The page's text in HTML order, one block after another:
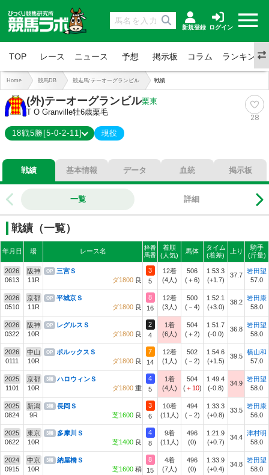
新規登録 ログイン
TOP レース ニュース 予想 掲示板 コラム ランキング
Home 競馬DB 競走馬:テーオーグランビル 戦績
(外)テーオーグランビル栗東
T O Granville牡6歳栗毛
28
18戦5勝[5-0-2-11]
現役
総合成績 5-0-2-11
28%
28%
複勝 39%
戦績 基本情報 データ 血統 掲示板
一覧 詳細
戦績（一覧）
年月日 場 レース名
枠番
馬番
着順
(人気)
馬体
タイム
(着差)
上り
騎手
(斤量)
2026
0613
阪神
11R
OP
三宮Ｓ
ダ1800 良
3
5
12着
(4人)
506
(＋6)
1:53.3
(+1.7)
37.7
岩田望
57.0
2026
0510
京都
11R
OP
平城京Ｓ
ダ1800 良
8
16
12着
(3人)
500
(－4)
1:52.1
(+3.0)
38.2
岩田康
58.0
2026
0322
阪神
10R
OP
レグルスＳ
ダ1800 良
2
4
1着
(6人)
504
(＋2)
1:51.7
(-0.0)
36.8
岩田望
58.0
2026
0111
中山
10R
OP
ポルックスＳ
ダ1800 良
7
14
12着
(1人)
502
(－2)
1:54.6
(+1.5)
39.5
横山和
57.0
2025
1101
京都
10R
3勝
ハロウィンＳ
ダ1800 重
4
5
1着
(4人)
504
(＋10)
1:49.4
(-0.8)
34.9
岩田望
58.0
2025
0824
新潟
9R
3勝
長岡Ｓ
芝1600 良
3
6
10着
(11人)
494
(－2)
1:33.3
(+0.8)
33.5
岩田康
56.0
2025
0622
東京
10R
3勝
多摩川Ｓ
芝1400 良
4
8
9着
(11人)
496
(0)
1:21.9
(+0.7)
34.4
津村明
58.0
2024
0915
中京
10R
3勝
納屋橋Ｓ
芝1600 稍
8
15
4着
(7人)
496
(0)
1:33.9
(+0.4)
34.8
岩田望
58.0